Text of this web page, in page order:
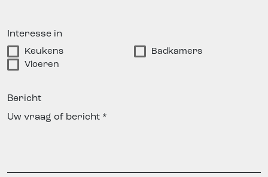
Interesse in
Keukens
Badkamers
Vloeren
Bericht